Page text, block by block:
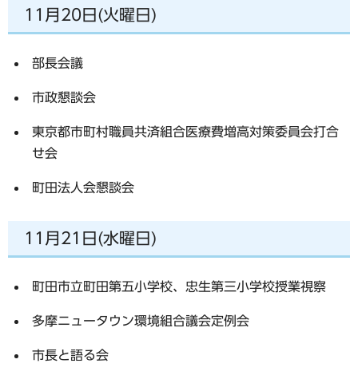
11月20日(火曜日)
部長会議
市政懇談会
東京都市町村職員共済組合医療費増高対策委員会打合
せ会
町田法人会懇談会
11月21日(水曜日)
町田市立町田第五小学校、忠生第三小学校授業視察
多摩ニュータウン環境組合議会定例会
市長と語る会